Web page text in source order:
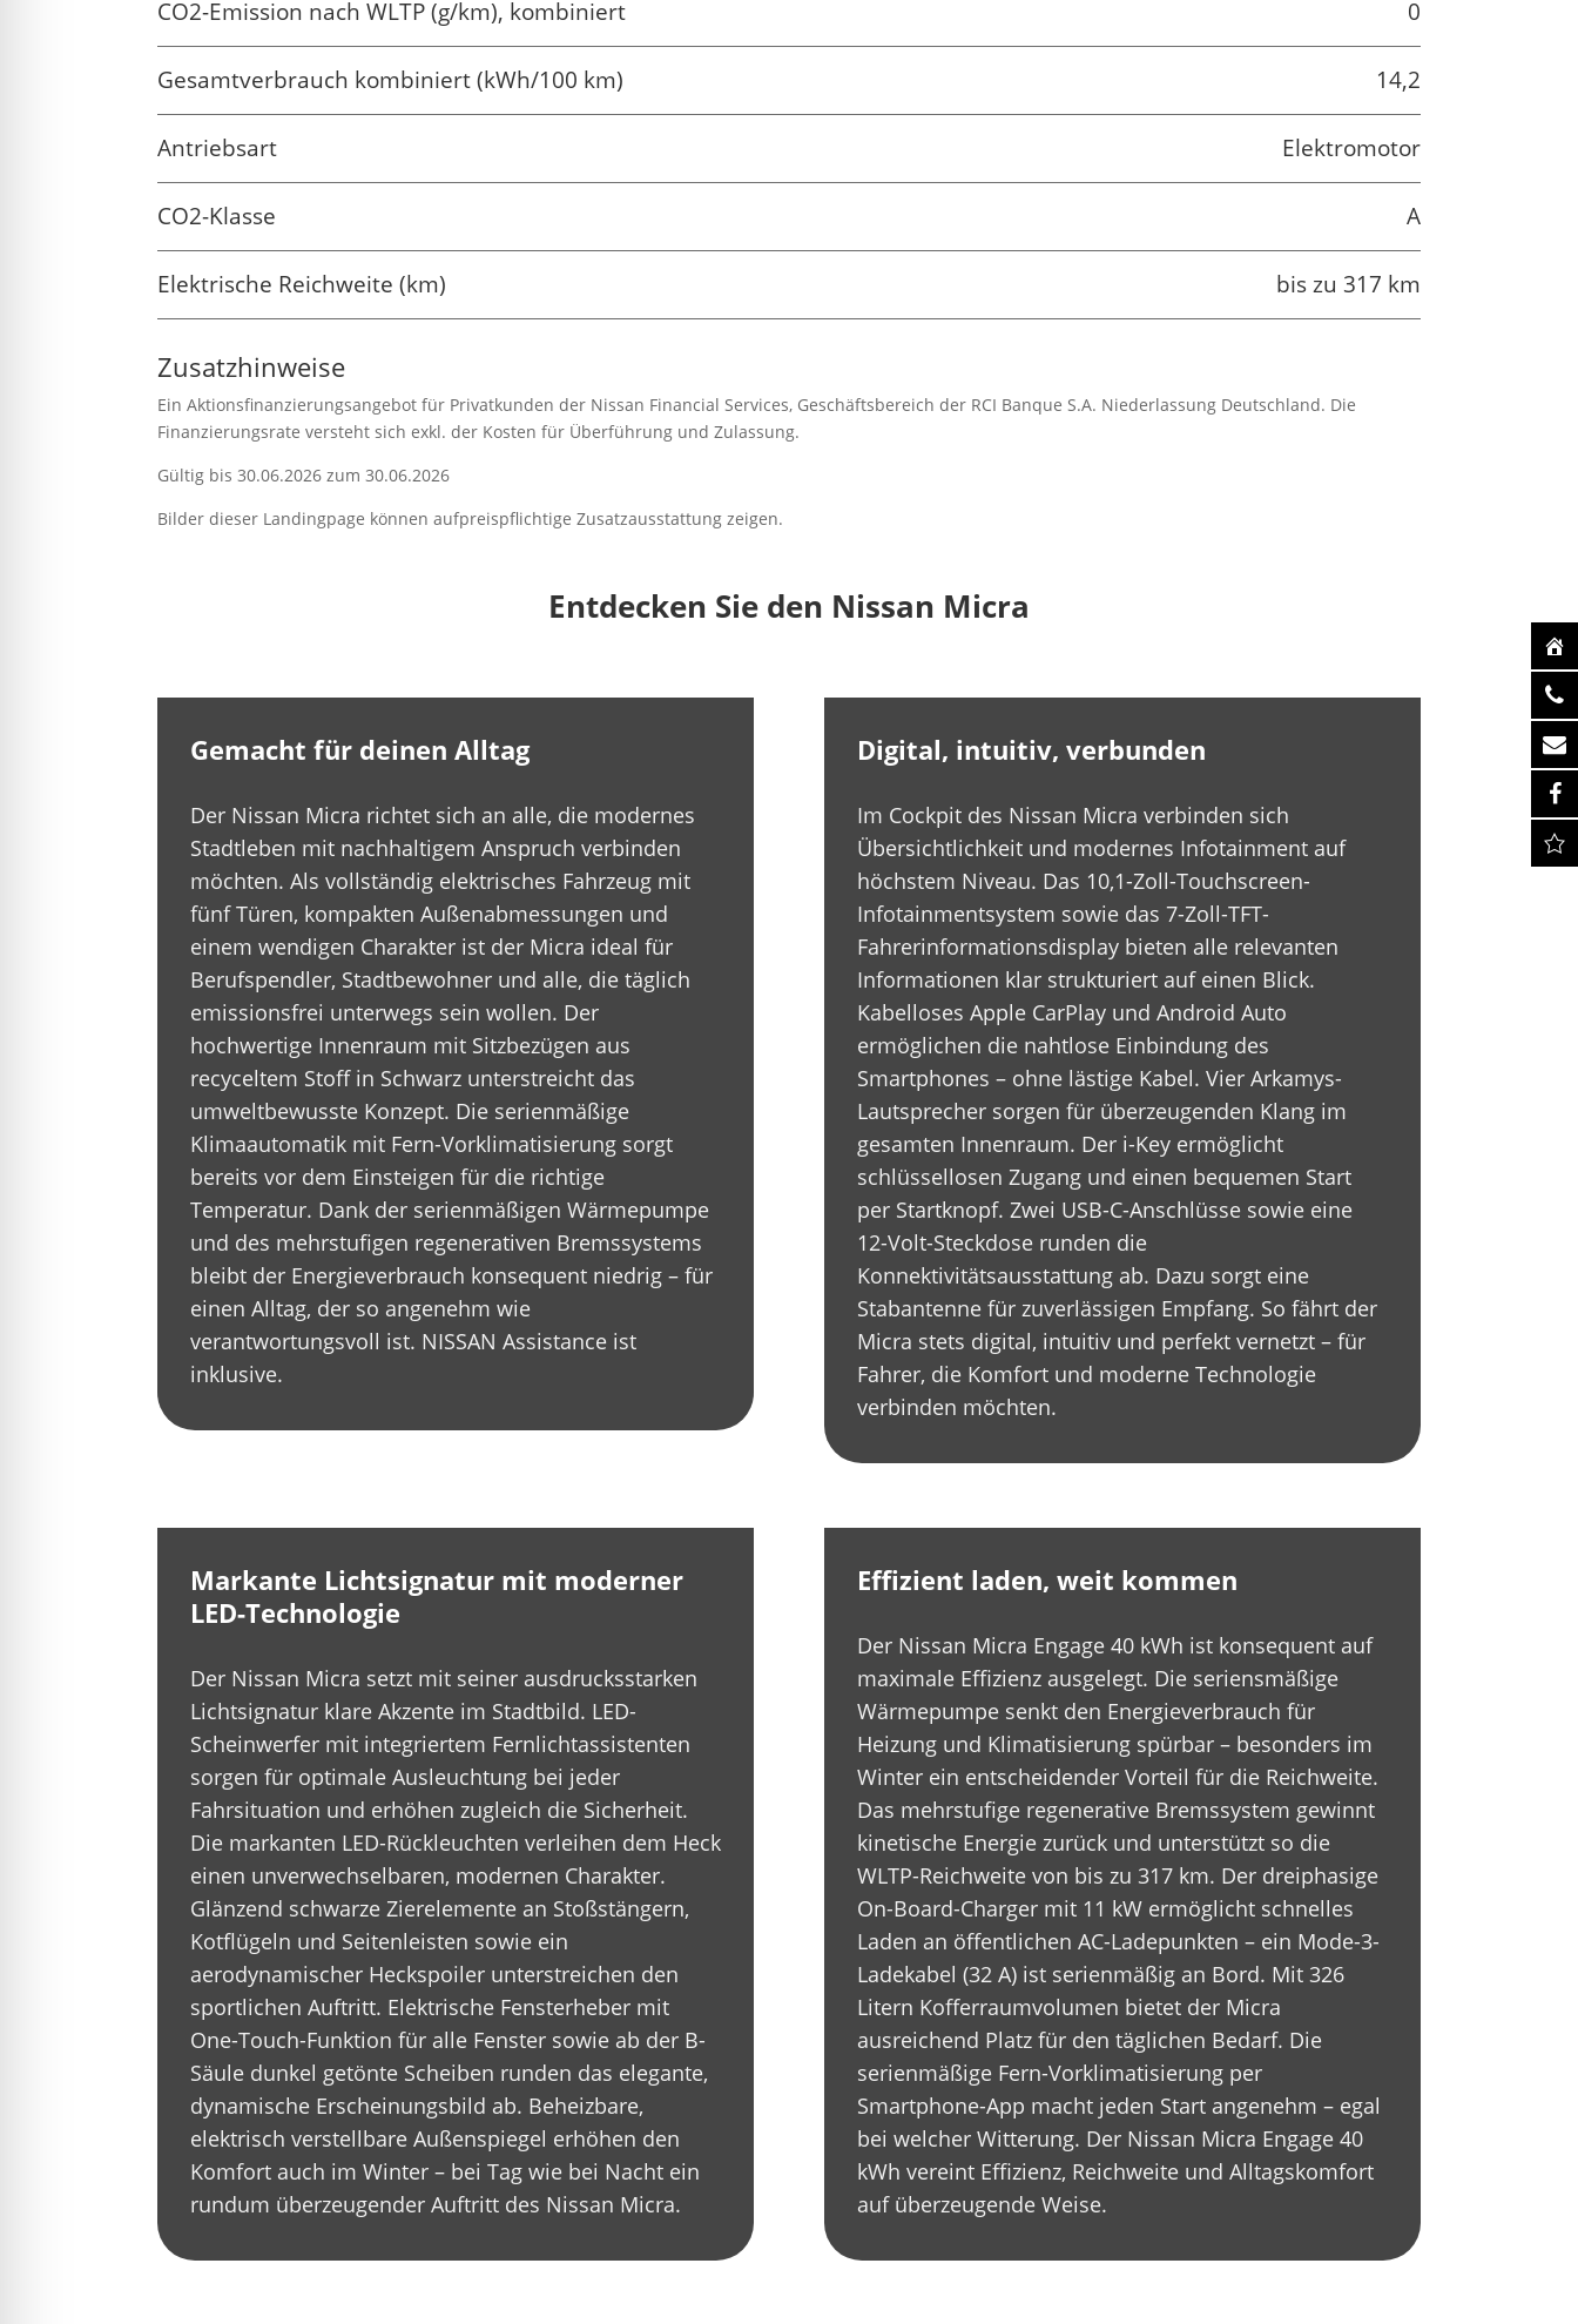
CO2-Emission nach WLTP (g/km), kombiniert 0
Gesamtverbrauch kombiniert (kWh/100 km) 14,2
Antriebsart Elektromotor
CO2-Klasse A
Elektrische Reichweite (km) bis zu 317 km
Zusatzhinweise
Ein Aktionsfinanzierungsangebot für Privatkunden der Nissan Financial Services, Geschäftsbereich der RCI Banque S.A. Niederlassung Deutschland. Die
Finanzierungsrate versteht sich exkl. der Kosten für Überführung und Zulassung.
Gültig bis 30.06.2026 zum 30.06.2026
Bilder dieser Landingpage können aufpreispflichtige Zusatzausstattung zeigen.
Entdecken Sie den Nissan Micra
Gemacht für deinen Alltag
Der Nissan Micra richtet sich an alle, die modernes
Stadtleben mit nachhaltigem Anspruch verbinden
möchten. Als vollständig elektrisches Fahrzeug mit
fünf Türen, kompakten Außenabmessungen und
einem wendigen Charakter ist der Micra ideal für
Berufspendler, Stadtbewohner und alle, die täglich
emissionsfrei unterwegs sein wollen. Der
hochwertige Innenraum mit Sitzbezügen aus
recyceltem Stoff in Schwarz unterstreicht das
umweltbewusste Konzept. Die serienmäßige
Klimaautomatik mit Fern-Vorklimatisierung sorgt
bereits vor dem Einsteigen für die richtige
Temperatur. Dank der serienmäßigen Wärmepumpe
und des mehrstufigen regenerativen Bremssystems
bleibt der Energieverbrauch konsequent niedrig – für
einen Alltag, der so angenehm wie
verantwortungsvoll ist. NISSAN Assistance ist
inklusive.
Digital, intuitiv, verbunden
Im Cockpit des Nissan Micra verbinden sich
Übersichtlichkeit und modernes Infotainment auf
höchstem Niveau. Das 10,1-Zoll-Touchscreen-
Infotainmentsystem sowie das 7-Zoll-TFT-
Fahrerinformationsdisplay bieten alle relevanten
Informationen klar strukturiert auf einen Blick.
Kabelloses Apple CarPlay und Android Auto
ermöglichen die nahtlose Einbindung des
Smartphones – ohne lästige Kabel. Vier Arkamys-
Lautsprecher sorgen für überzeugenden Klang im
gesamten Innenraum. Der i-Key ermöglicht
schlüssellosen Zugang und einen bequemen Start
per Startknopf. Zwei USB-C-Anschlüsse sowie eine
12-Volt-Steckdose runden die
Konnektivitätsausstattung ab. Dazu sorgt eine
Stabantenne für zuverlässigen Empfang. So fährt der
Micra stets digital, intuitiv und perfekt vernetzt – für
Fahrer, die Komfort und moderne Technologie
verbinden möchten.
Markante Lichtsignatur mit moderner
LED-Technologie
Der Nissan Micra setzt mit seiner ausdrucksstarken
Lichtsignatur klare Akzente im Stadtbild. LED-
Scheinwerfer mit integriertem Fernlichtassistenten
sorgen für optimale Ausleuchtung bei jeder
Fahrsituation und erhöhen zugleich die Sicherheit.
Die markanten LED-Rückleuchten verleihen dem Heck
einen unverwechselbaren, modernen Charakter.
Glänzend schwarze Zierelemente an Stoßstängern,
Kotflügeln und Seitenleisten sowie ein
aerodynamischer Heckspoiler unterstreichen den
sportlichen Auftritt. Elektrische Fensterheber mit
One-Touch-Funktion für alle Fenster sowie ab der B-
Säule dunkel getönte Scheiben runden das elegante,
dynamische Erscheinungsbild ab. Beheizbare,
elektrisch verstellbare Außenspiegel erhöhen den
Komfort auch im Winter – bei Tag wie bei Nacht ein
rundum überzeugender Auftritt des Nissan Micra.
Effizient laden, weit kommen
Der Nissan Micra Engage 40 kWh ist konsequent auf
maximale Effizienz ausgelegt. Die seriensmäßige
Wärmepumpe senkt den Energieverbrauch für
Heizung und Klimatisierung spürbar – besonders im
Winter ein entscheidender Vorteil für die Reichweite.
Das mehrstufige regenerative Bremssystem gewinnt
kinetische Energie zurück und unterstützt so die
WLTP-Reichweite von bis zu 317 km. Der dreiphasige
On-Board-Charger mit 11 kW ermöglicht schnelles
Laden an öffentlichen AC-Ladepunkten – ein Mode-3-
Ladekabel (32 A) ist serienmäßig an Bord. Mit 326
Litern Kofferraumvolumen bietet der Micra
ausreichend Platz für den täglichen Bedarf. Die
serienmäßige Fern-Vorklimatisierung per
Smartphone-App macht jeden Start angenehm – egal
bei welcher Witterung. Der Nissan Micra Engage 40
kWh vereint Effizienz, Reichweite und Alltagskomfort
auf überzeugende Weise.